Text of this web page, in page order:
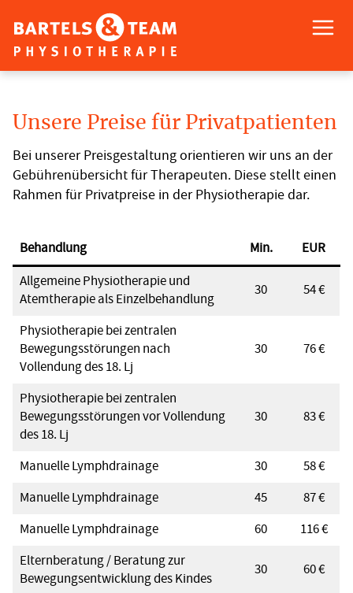
content
Hamburg
Winterhude
BEHANDLUNG
PRAXIS
KONTAKT
Unsere Preise für Privatpatienten
Bei unserer Preisgestaltung orientieren wir uns an der
Gebührenübersicht für Therapeuten. Diese stellt einen
Rahmen für Privatpreise in der Physiotherapie dar.
Behandlung Min.
EUR
Allgemeine Physiotherapie und
Atemtherapie als Einzelbehandlung
30 54 €
Physiotherapie bei zentralen
Bewegungsstörungen nach
Vollendung des 18. Lj
30 76 €
Physiotherapie bei zentralen
Bewegungsstörungen vor Vollendung
des 18. Lj
30 83 €
Manuelle Lymphdrainage 30
58 €
Manuelle Lymphdrainage
45
87 €
Manuelle Lymphdrainage
60
116 €
Elternberatung / Beratung zur
Bewegungsentwicklung des Kindes
30 60 €